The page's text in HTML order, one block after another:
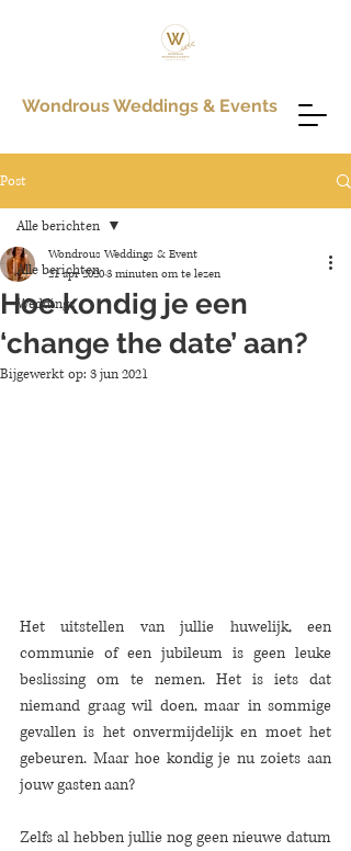
Wondrous Weddings & Events
Post
Alle berichten
Weddings
Alle berichten
Hoe kondig je een
‘change the date’ aan?
Wondrous Weddings & Event
21 apr 20203 minuten om te lezen
Bijgewerkt op: 3 jun 2021
Het uitstellen van jullie huwelijk, een
communie of een jubileum is geen leuke
beslissing om te nemen. Het is iets dat
niemand graag wil doen, maar in sommige
gevallen is het onvermijdelijk en moet het
gebeuren. Maar hoe kondig je nu zoiets aan
jouw gasten aan?
Zelfs al hebben jullie nog geen nieuwe datum